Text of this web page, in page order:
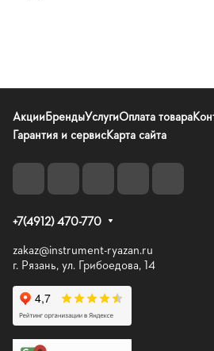
АкцииБрендыУслугиОплата товара
Гарантия и сервисКарта сайта
+7(4912) 470-770
zakaz@instrument-ryazan.ru
г. Рязань, ул. Грибоедова, 14